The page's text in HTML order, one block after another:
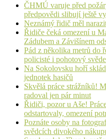
ČHMÚ varuje před
předpovědi slibují ještě
Neznámý řidič měl
Řidiče čeká omezení u
Zádubem a Závišínem
Pád z několika metrů do
policisté i pohotový
Na Sokolovsku hoří
jednotek hasičů
Skvělá práce strážníků!
radoval jen pár minut
Řidiči, pozor u Aše!
odstartovaly, omezení
Poznáte osoby na
svědcích divokého